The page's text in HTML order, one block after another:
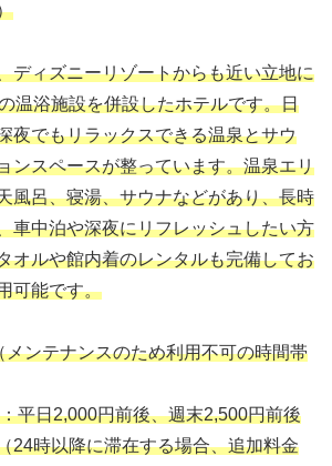
ディズニーリゾートからも近い立地に
温浴施設を併設したホテルです。日
夜でもリラックスできる温泉とサウ
ンスペースが整っています。温泉エリ
風呂、寝湯、サウナなどがあり、長時
車中泊や深夜にリフレッシュしたい方
オルや館内着のレンタルも完備してお
可能です。
メンテナンスのため利用不可の時間帯
平日2,000円前後、週末2,500円前後
24時以降に滞在する場合、追加料金